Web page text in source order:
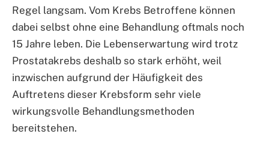
Regel langsam. Vom Krebs Betroffene können
dabei selbst ohne eine Behandlung oftmals noch
15 Jahre leben. Die Lebenserwartung wird trotz
Prostatakrebs deshalb so stark erhöht, weil
inzwischen aufgrund der Häufigkeit des
Auftretens dieser Krebsform sehr viele
wirkungsvolle Behandlungsmethoden
bereitstehen.